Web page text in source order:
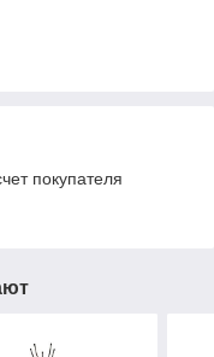
покупателя